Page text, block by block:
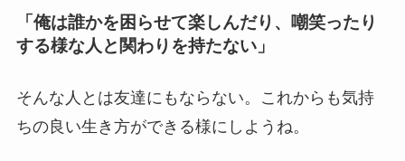
「俺は誰かを困らせて楽しんだり、嘲笑ったり
する様な人と関わりを持たない」
そんな人とは友達にもならない。これからも気持
ちの良い生き方ができる様にしようね。